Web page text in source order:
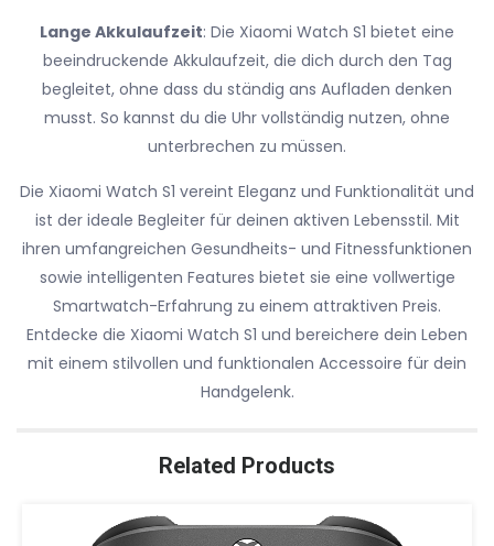
Lange Akkulaufzeit: Die Xiaomi Watch S1 bietet eine
beeindruckende Akkulaufzeit, die dich durch den Tag
begleitet, ohne dass du ständig ans Aufladen denken
musst. So kannst du die Uhr vollständig nutzen, ohne
unterbrechen zu müssen.
Die Xiaomi Watch S1 vereint Eleganz und Funktionalität und
ist der ideale Begleiter für deinen aktiven Lebensstil. Mit
ihren umfangreichen Gesundheits- und Fitnessfunktionen
sowie intelligenten Features bietet sie eine vollwertige
Smartwatch-Erfahrung zu einem attraktiven Preis.
Entdecke die Xiaomi Watch S1 und bereichere dein Leben
mit einem stilvollen und funktionalen Accessoire für dein
Handgelenk.
Related Products